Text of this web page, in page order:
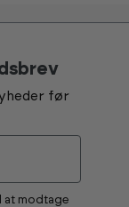
før
at modtage